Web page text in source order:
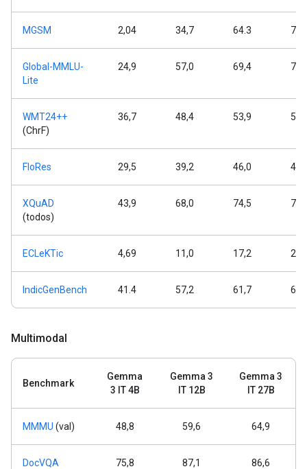
MGSM 2,04 34,7 64.3
Global-MMLU-
Lite
24,9 57,0 69,4
WMT24++
(ChrF)
36,7 48,4 53,9
FloRes 29,5 39,2 46,0
XQuAD
(todos)
43,9 68,0 74,5
ECLeKTic 4,69 11,0 17,2
IndicGenBench 41.4 57,2 61,7
Multimodal
Benchmark
Gemma
3 IT 4B
Gemma 3
IT 12B
Gemma 3
IT 27B
MMMU (val) 48,8 59,6 64,9
DocVQA 75,8 87,1 86,6